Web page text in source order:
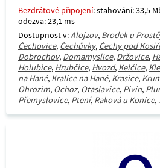
Bezdrátové připojení: stahování: 33,5
odezva: 23,1 ms
Dostupnost v:Alojzov, Brodek u
Čechovice, Čechůvky, Čechy pod
Dobrochov, Domamyslice, Držovice,
Holubice, Hrubčice, Hvozd, Kelčice,
na Hané, Kralice na Hané, Krasice,
Ohrozim, Ochoz, Otaslavice, Pivín,
Přemyslovice, Ptení, Raková u Konice,